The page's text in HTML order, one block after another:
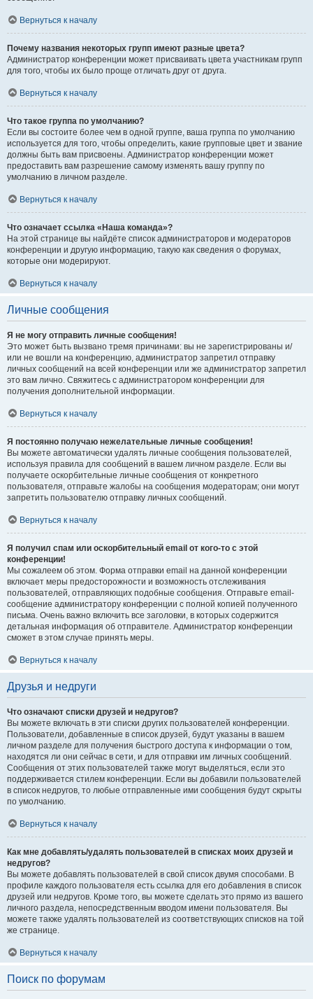
Вернуться к началу
Почему названия некоторых групп имеют разные цвета?
Администратор конференции может присваивать цвета участникам групп
для того, чтобы их было проще отличать друг от друга.
Вернуться к началу
Что такое группа по умолчанию?
Если вы состоите более чем в одной группе, ваша группа по умолчанию
используется для того, чтобы определить, какие групповые цвет и звание
должны быть вам присвоены. Администратор конференции может
предоставить вам разрешение самому изменять вашу группу по
умолчанию в личном разделе.
Вернуться к началу
Что означает ссылка «Наша команда»?
На этой странице вы найдёте список администраторов и модераторов
конференции и другую информацию, такую как сведения о форумах,
которые они модерируют.
Вернуться к началу
Личные сообщения
Я не могу отправить личные сообщения!
Это может быть вызвано тремя причинами: вы не зарегистрированы и/
или не вошли на конференцию, администратор запретил отправку
личных сообщений на всей конференции или же администратор запретил
это вам лично. Свяжитесь с администратором конференции для
получения дополнительной информации.
Вернуться к началу
Я постоянно получаю нежелательные личные сообщения!
Вы можете автоматически удалять личные сообщения пользователей,
используя правила для сообщений в вашем личном разделе. Если вы
получаете оскорбительные личные сообщения от конкретного
пользователя, отправьте жалобы на сообщения модераторам; они могут
запретить пользователю отправку личных сообщений.
Вернуться к началу
Я получил спам или оскорбительный email от кого-то с этой
конференции!
Мы сожалеем об этом. Форма отправки email на данной конференции
включает меры предосторожности и возможность отслеживания
пользователей, отправляющих подобные сообщения. Отправьте email-
сообщение администратору конференции с полной копией полученного
письма. Очень важно включить все заголовки, в которых содержится
детальная информация об отправителе. Администратор конференции
сможет в этом случае принять меры.
Вернуться к началу
Друзья и недруги
Что означают списки друзей и недругов?
Вы можете включать в эти списки других пользователей конференции.
Пользователи, добавленные в список друзей, будут указаны в вашем
личном разделе для получения быстрого доступа к информации о том,
находятся ли они сейчас в сети, и для отправки им личных сообщений.
Сообщения от этих пользователей также могут выделяться, если это
поддерживается стилем конференции. Если вы добавили пользователей
в список недругов, то любые отправленные ими сообщения будут скрыты
по умолчанию.
Вернуться к началу
Как мне добавлять/удалять пользователей в списках моих друзей и
недругов?
Вы можете добавлять пользователей в свой список двумя способами. В
профиле каждого пользователя есть ссылка для его добавления в список
друзей или недругов. Кроме того, вы можете сделать это прямо из вашего
личного раздела, непосредственным вводом имени пользователя. Вы
можете также удалять пользователей из соответствующих списков на той
же странице.
Вернуться к началу
Поиск по форумам